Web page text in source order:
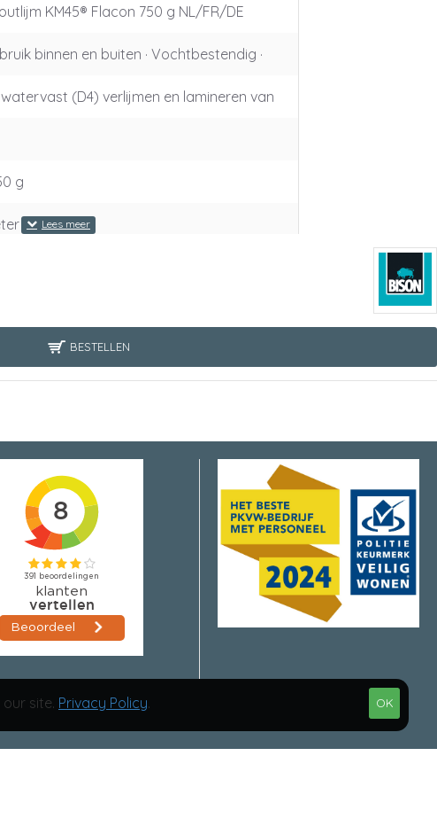
KM45® Flacon 750 g NL/FR/DE
binnen en buiten · Vochtbestendig ·
(D4) verlijmen en lamineren van
g
na droging)
per kubieke meter
eenzijdig opgebracht, afhankelijk van d
tot +60°C.
BESTELLEN
OK
site. Privacy Policy.